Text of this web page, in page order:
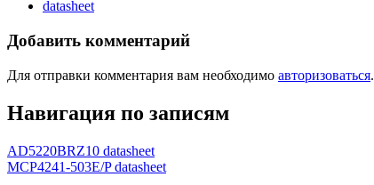
datasheet
Добавить комментарий
Для отправки комментария вам необходимо авторизоваться.
Навигация по записям
AD5220BRZ10 datasheet
MCP4241-503E/P datasheet